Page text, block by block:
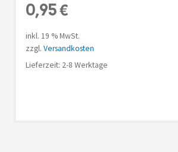
0,95€
inkl. 19 % MwSt.
zzgl. Versandkosten
Lieferzeit: 2-8 Werktage